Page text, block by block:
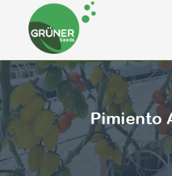
Pimiento